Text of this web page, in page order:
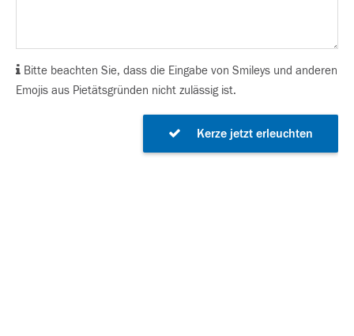
Bitte beachten Sie, dass die Eingabe von Smileys und anderen
Emojis aus Pietätsgründen nicht zulässig ist.
Kerze jetzt erleuchten